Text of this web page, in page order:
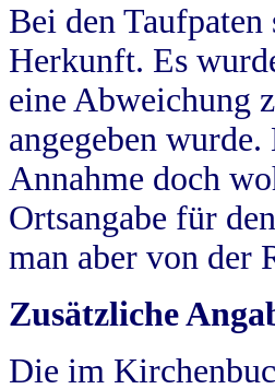
Bei den
Herkunft. Es
eine Abweichung
angegeben
Annahme doch
Ortsangabe für
man aber von der
Zusätzliche
Die im